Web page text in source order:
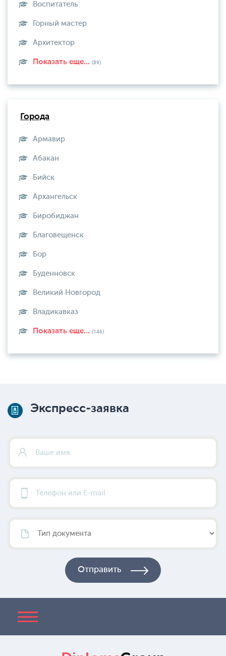
Воспитатель
Горный мастер
Архитектор
Показать еще... (89)
Города
Армавир
Абакан
Бийск
Архангельск
Биробиджан
Благовещенск
Бор
Буденновск
Великий Новгород
Владикавказ
Показать еще... (146)
Экспресс-заявка